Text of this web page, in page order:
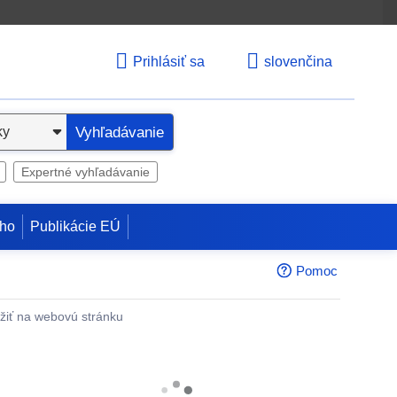
Prihlásiť sa slovenčina
Vyhľadávanie
Expertné vyhľadávanie
Publikácie EÚ
Pomoc
na webovú stránku